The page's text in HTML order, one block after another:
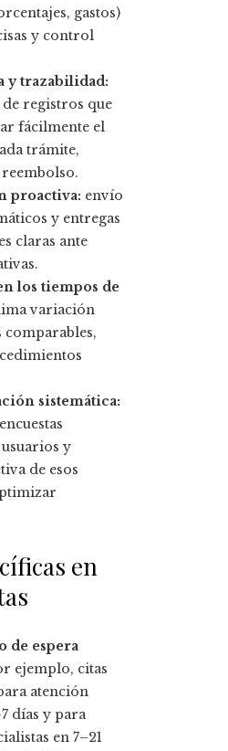
gastos)
y control
y trazabilidad:
registros que
fácilmente el
trámite,
proactiva: envío
y entregas
claras ante
los tiempos de
variación
comparables,
sistemática:
y
de esos
en
de espera
ejemplo, citas
atención
días y para
en 7–21